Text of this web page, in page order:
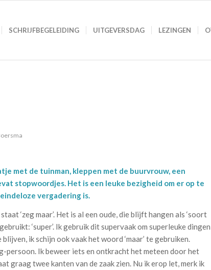
SCHRIJFBEGELEIDING UITGEVERSDAG LEZINGEN
met de tuinman, kleppen met de buurvrouw, een
stopwoordjes. Het is een leuke bezigheid om er op te
vergadering is.
‘zeg maar’. Het is al een oude, die blijft hangen als ‘soort
‘super’. Ik gebruik dit supervaak om superleuke dingen
ik schijn ook vaak het woord ‘maar’ te gebruiken.
persoon. Ik beweer iets en ontkracht het meteen door het
graag twee kanten van de zaak zien. Nu ik erop let, merk ik